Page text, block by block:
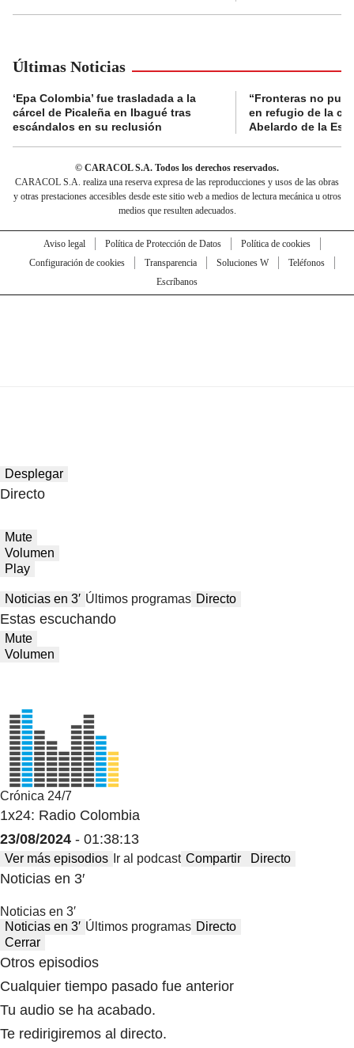
Últimas Noticias
‘Epa Colombia’ fue trasladada a la
cárcel de Picaleña en Ibagué tras
escándalos en su reclusión
“Fronteras no
en refugio de la
Abelardo de la
© CARACOL S.A. Todos los derechos reservados.
CARACOL S.A. realiza una reserva expresa de las reproducciones y usos de las obras
y otras prestaciones accesibles desde este sitio web a medios de lectura mecánica u otros
medios que resulten adecuados.
Aviso legal Política de Protección de Datos
Política de cookies
Configuración de cookies
Transparencia Soluciones W
Teléfonos
Escríbanos
Desplegar
Directo
Mute
Volumen
Play
Noticias en 3′ Últimos programas Directo
Estas escuchando
Mute
Volumen
Crónica 24/7
1x24: Radio Colombia
23/08/2024 - 01:38:13
Ver más episodios Ir al podcast Compartir Directo
Noticias en 3′
Noticias en 3′
Noticias en 3′ Últimos programas Directo
Cerrar
Otros episodios
Cualquier tiempo pasado fue anterior
Tu audio se ha acabado.
Te redirigiremos al directo.